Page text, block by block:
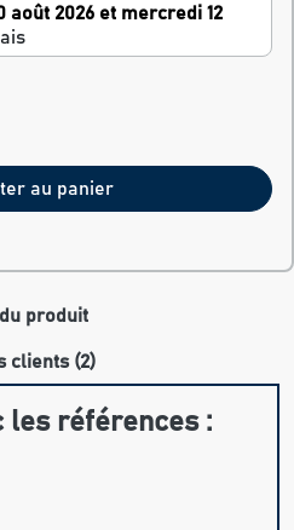
août 2026 et mercredi 12
au panier
produit
clients (2)
les références :